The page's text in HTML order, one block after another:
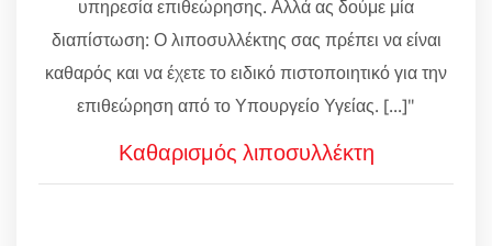
υπηρεσία επιθεώρησης. Αλλά ας δούμε μία
διαπίστωση: Ο λιποσυλλέκτης σας πρέπει να είναι
καθαρός και να έχετε το ειδικό πιστοποιητικό για την
επιθεώρηση από το Υπουργείο Υγείας. [...]"
Καθαρισμός λιποσυλλέκτη